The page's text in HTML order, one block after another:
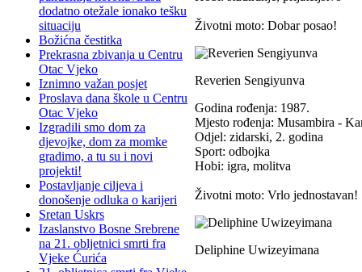
dodatno otežale ionako tešku
situaciju
Božićna čestitka
Prekrasna zbivanja u Centru
Otac Vjeko
Iznimno važan posjet
Proslava dana škole u Centru
Otac Vjeko
Izgradili smo dom za
djevojke, dom za momke
gradimo, a tu su i novi
projekti!
Postavljanje ciljeva i
donošenje odluka o karijeri
Sretan Uskrs
Izaslanstvo Bosne Srebrene
na 21. obljetnici smrti fra
Vjeke Ćurića
Životni moto: Dobar posao!
Reverien Sengiyunva
Godina rođenja: 1987.
Mjesto rođenja: Musambira -
Odjel: zidarski, 2. godina
Sport: odbojka
Hobi: igra, molitva
Životni moto: Vrlo jednostavan!
Deliphine Uwizeyimana